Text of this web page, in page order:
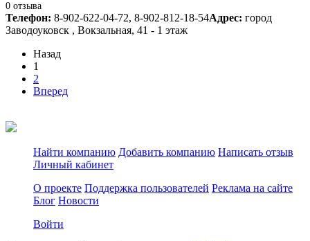
0 отзыва
Телефон: 8-902-622-04-72, 8-902-812-18-54Адрес: город
Заводоуковск , Вокзальная, 41 - 1 этаж
Назад
1
2
Вперед
Найти компанию Добавить компанию Написать отзыв
Личный кабинет
О проекте Поддержка пользователей Реклама на сайте
Блог Новости
Войти